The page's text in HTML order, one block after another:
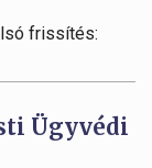
frissítés:
Ügyvédi